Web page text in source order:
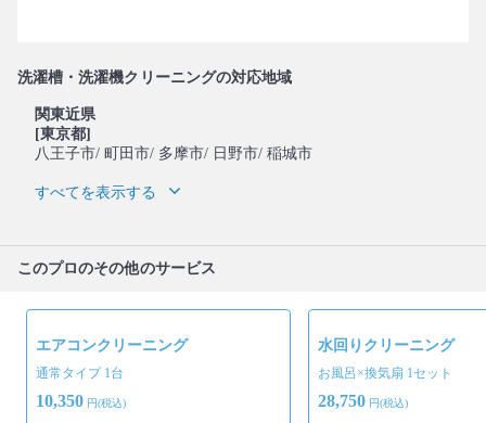
洗濯槽・洗濯機クリーニングの対応地域
関東近県
[東京都]
八王子市/ 町田市/ 多摩市/ 日野市/ 稲城市
すべてを表示する
このプロのその他のサービス
エアコンクリーニング
通常タイプ 1台
10,350 円(税込)
水回りクリーニング
お風呂×換気扇 1セット
28,750 円(税込)